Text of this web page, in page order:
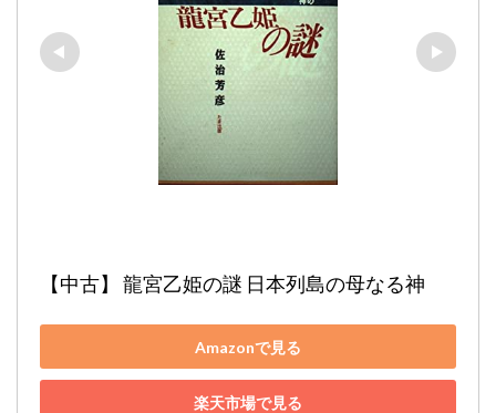
【中古】 龍宮乙姫の謎 日本列島の母なる神
Amazonで見る
楽天市場で見る